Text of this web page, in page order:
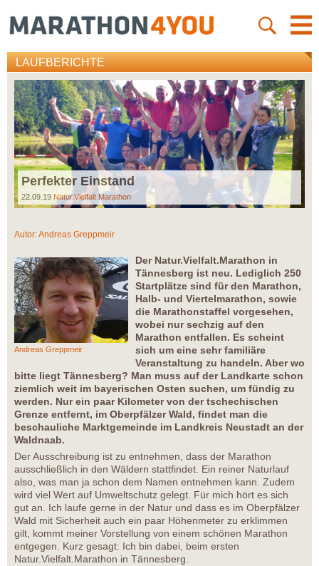
LAUFBERICHTE
Perfekter Einstand
22.09.19 Natur.Vielfalt.Marathon
Autor:Andreas Greppmeir
Andreas Greppmeir
Der Natur.Vielfalt.Marathon in
Tännesberg ist neu. Lediglich 250
Startplätze sind für den Marathon,
Halb- und Viertelmarathon, sowie
die Marathonstaffel vorgesehen,
wobei nur sechzig auf den
Marathon entfallen. Es scheint
sich um eine sehr familiäre
Veranstaltung zu handeln. Aber wo
bitte liegt Tännesberg? Man muss auf der Landkarte schon
ziemlich weit im bayerischen Osten suchen, um fündig zu
werden. Nur ein paar Kilometer von der tschechischen
Grenze entfernt, im Oberpfälzer Wald, findet man die
beschauliche Marktgemeinde im Landkreis Neustadt an der
Waldnaab.
Der Ausschreibung ist zu entnehmen, dass der Marathon
ausschließlich in den Wäldern stattfindet. Ein reiner Naturlauf
also, was man ja schon dem Namen entnehmen kann. Zudem
wird viel Wert auf Umweltschutz gelegt. Für mich hört es sich
gut an. Ich laufe gerne in der Natur und dass es im Oberpfälzer
Wald mit Sicherheit auch ein paar Höhenmeter zu erklimmen
gilt, kommt meiner Vorstellung von einem schönen Marathon
entgegen. Kurz gesagt: Ich bin dabei, beim ersten
Natur.Vielfalt.Marathon in Tännesberg.